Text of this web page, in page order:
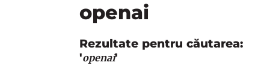
openai
Rezultate pentru căutarea:
'openai'